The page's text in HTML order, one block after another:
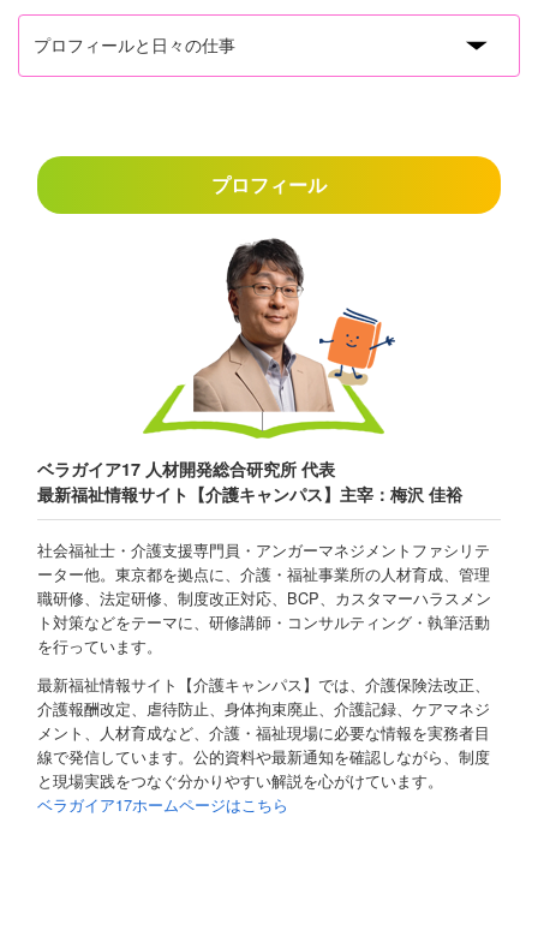
プロフィール
ベラガイア17 人材開発総合研究所 代表
最新福祉情報サイト【介護キャンパス】主宰：梅沢 佳裕
社会福祉士・介護支援専門員・アンガーマネジメントファシリテ
ーター他。東京都を拠点に、介護・福祉事業所の人材育成、管理
職研修、法定研修、制度改正対応、BCP、カスタマーハラスメン
ト対策などをテーマに、研修講師・コンサルティング・執筆活動
を行っています。
最新福祉情報サイト【介護キャンパス】では、介護保険法改正、
介護報酬改定、虐待防止、身体拘束廃止、介護記録、ケアマネジ
メント、人材育成など、介護・福祉現場に必要な情報を実務者目
線で発信しています。公的資料や最新通知を確認しながら、制度
と現場実践をつなぐ分かりやすい解説を心がけています。
ベラガイア17ホームページはこちら